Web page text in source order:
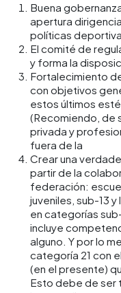
Buena
apertura
políticas
El comité de
y forma la
Fortalecimiento
con objetivos
estos últimos
(Recomiendo, de
privada y
fuera de la
Crear una
partir de la
federación:
juveniles, sub-13
en categorías
incluye
alguno. Y por lo
categoría 21 con
(en el presente)
Esto debe de ser